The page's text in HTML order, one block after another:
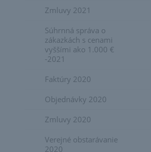
Zmluvy 2021
Súhrnná správa o
zákazkách s cenami
vyššími ako 1.000 €
-2021
Faktúry 2020
Objednávky 2020
Zmluvy 2020
Verejné obstarávanie
2020